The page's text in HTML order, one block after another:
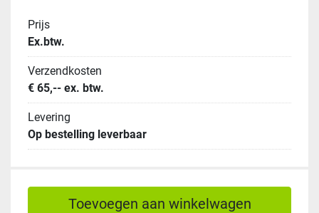
Prijs
Ex.btw.
Verzendkosten
€ 65,-- ex. btw.
Levering
Op bestelling leverbaar
Toevoegen aan winkelwagen